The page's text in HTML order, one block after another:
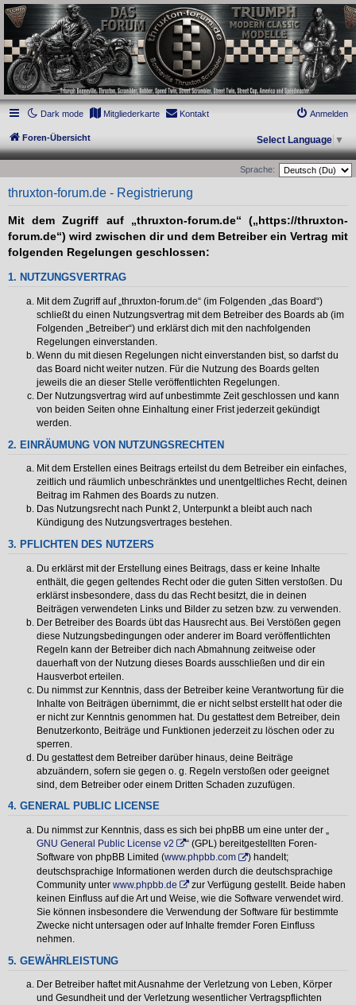
thruxton-forum.de
DAS FORUM! Alles rund um die Triumph Modern Classic Modelle. Das Forum für
die New Bonneville Baureihen ab BJ 2001. Triumph Bonneville, Thruxton,
Scrambler, Bobber, Speed Twin, Street Scrambler, Street Twin, Street Cup, America
und Speedmaster.
Dark mode
Mitgliederkarte Kontakt Anmelden
Foren-Übersicht Select Language ▼
Sprache:
thruxton-forum.de - Registrierung
Mit dem Zugriff auf „thruxton-forum.de“ („https://thruxton-
forum.de“) wird zwischen dir und dem Betreiber ein Vertrag mit
folgenden Regelungen geschlossen:
1. NUTZUNGSVERTRAG
Mit dem Zugriff auf „thruxton-forum.de“ (im Folgenden „das Board“)
schließt du einen Nutzungsvertrag mit dem Betreiber des Boards ab (im
Folgenden „Betreiber“) und erklärst dich mit den nachfolgenden
Regelungen einverstanden.
Wenn du mit diesen Regelungen nicht einverstanden bist, so darfst du
das Board nicht weiter nutzen. Für die Nutzung des Boards gelten
jeweils die an dieser Stelle veröffentlichten Regelungen.
Der Nutzungsvertrag wird auf unbestimmte Zeit geschlossen und kann
von beiden Seiten ohne Einhaltung einer Frist jederzeit gekündigt
werden.
2. EINRÄUMUNG VON NUTZUNGSRECHTEN
Mit dem Erstellen eines Beitrags erteilst du dem Betreiber ein einfaches,
zeitlich und räumlich unbeschränktes und unentgeltliches Recht, deinen
Beitrag im Rahmen des Boards zu nutzen.
Das Nutzungsrecht nach Punkt 2, Unterpunkt a bleibt auch nach
Kündigung des Nutzungsvertrages bestehen.
3. PFLICHTEN DES NUTZERS
Du erklärst mit der Erstellung eines Beitrags, dass er keine Inhalte
enthält, die gegen geltendes Recht oder die guten Sitten verstoßen. Du
erklärst insbesondere, dass du das Recht besitzt, die in deinen
Beiträgen verwendeten Links und Bilder zu setzen bzw. zu verwenden.
Der Betreiber des Boards übt das Hausrecht aus. Bei Verstößen gegen
diese Nutzungsbedingungen oder anderer im Board veröffentlichten
Regeln kann der Betreiber dich nach Abmahnung zeitweise oder
dauerhaft von der Nutzung dieses Boards ausschließen und dir ein
Hausverbot erteilen.
Du nimmst zur Kenntnis, dass der Betreiber keine Verantwortung für die
Inhalte von Beiträgen übernimmt, die er nicht selbst erstellt hat oder die
er nicht zur Kenntnis genommen hat. Du gestattest dem Betreiber, dein
Benutzerkonto, Beiträge und Funktionen jederzeit zu löschen oder zu
sperren.
Du gestattest dem Betreiber darüber hinaus, deine Beiträge
abzuändern, sofern sie gegen o. g. Regeln verstoßen oder geeignet
sind, dem Betreiber oder einem Dritten Schaden zuzufügen.
4. GENERAL PUBLIC LICENSE
Du nimmst zur Kenntnis, dass es sich bei phpBB um eine unter der „
GNU General Public License v2
“ (GPL) bereitgestellten Foren-
Software von phpBB Limited (www.phpbb.com
) handelt;
deutschsprachige Informationen werden durch die deutschsprachige
Community unter www.phpbb.de
zur Verfügung gestellt. Beide haben
keinen Einfluss auf die Art und Weise, wie die Software verwendet wird.
Sie können insbesondere die Verwendung der Software für bestimmte
Zwecke nicht untersagen oder auf Inhalte fremder Foren Einfluss
nehmen.
5. GEWÄHRLEISTUNG
Der Betreiber haftet mit Ausnahme der Verletzung von Leben, Körper
und Gesundheit und der Verletzung wesentlicher Vertragspflichten